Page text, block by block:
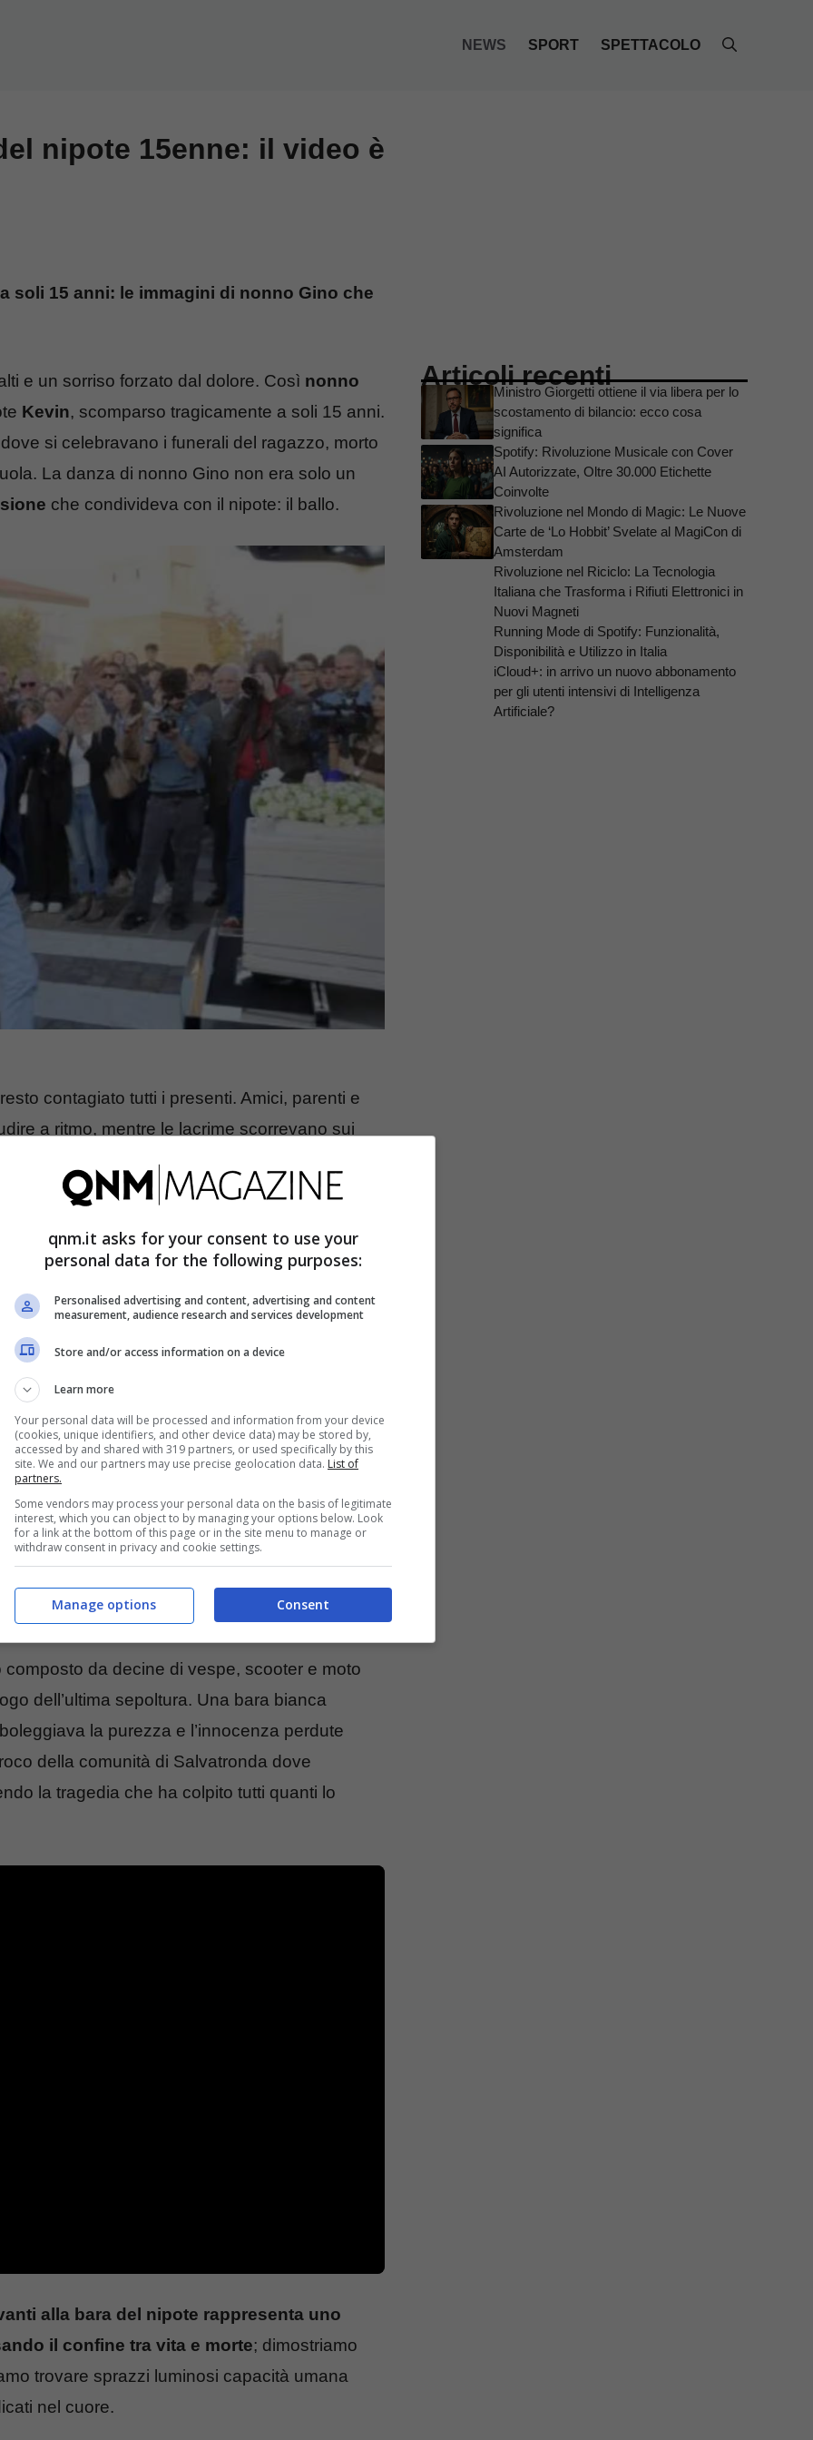
NEWS SPORT SPETTACOLO
nipote 15enne: il video è
soli 15 anni: le immagini di nonno Gino che
e un sorriso forzato dal dolore. Così nonno
Kevin, scomparso tragicamente a soli 15 anni.
si celebravano i funerali del ragazzo, morto
La danza di nonno Gino non era solo un
che condivideva con il nipote: il ballo.
contagiato tutti i presenti. Amici, parenti e
a ritmo, mentre le lacrime scorrevano sui
profondamente tutti coloro che
dolore in una celebrazione della vita e
eredità.
mentre si recava alla scuola agraria Sartor
azzurra. Una svolta improvvisa da parte di
via troppo presto ai suoi cari e alla
coltivava una grande passione per il
con il nipote Kevin
verso Kevin attraverso una lettera
Nelle sue parole traspare l’intensità del
a parlare delle aspirazioni future del ragazzo
loro comune passione per la musica techno.
da decine di vespe, scooter e moto
dell’ultima sepoltura. Una bara bianca
la purezza e l’innocenza perdute
della comunità di Salvatronda dove
la tragedia che ha colpito tutti quanti lo
alla bara del nipote rappresenta uno
il confine tra vita e morte; dimostriamo
trovare sprazzi luminosi capacità umana
nel cuore.
Articoli recenti
Ministro Giorgetti ottiene il via libera per lo
scostamento di bilancio: ecco cosa
significa
Spotify: Rivoluzione Musicale con Cover
AI Autorizzate, Oltre 30.000 Etichette
Coinvolte
Rivoluzione nel Mondo di Magic: Le Nuove
Carte de ‘Lo Hobbit’ Svelate al MagiCon di
Amsterdam
Rivoluzione nel Riciclo: La Tecnologia
Italiana che Trasforma i Rifiuti Elettronici in
Nuovi Magneti
Running Mode di Spotify: Funzionalità,
Disponibilità e Utilizzo in Italia
iCloud+: in arrivo un nuovo abbonamento
per gli utenti intensivi di Intelligenza
Artificiale?
qnm.it asks for your consent to use your
personal data for the following purposes:
Personalised advertising and content, advertising and content
measurement, audience research and services development
Store and/or access information on a device
Learn more
Your personal data will be processed and information from your device
(cookies, unique identifiers, and other device data) may be stored by,
accessed by and shared with 319 partners, or used specifically by this
site. We and our partners may use precise geolocation data. List of
partners.
Some vendors may process your personal data on the basis of legitimate
interest, which you can object to by managing your options below. Look
for a link at the bottom of this page or in the site menu to manage or
withdraw consent in privacy and cookie settings.
Consent
Manage options